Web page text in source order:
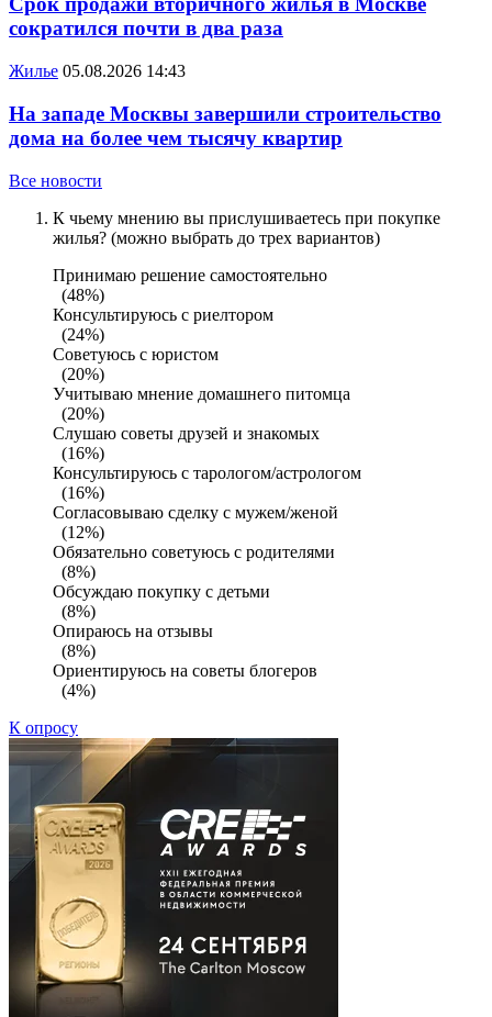
сократился почти в два раза
Жилье 05.08.2026 14:43
На западе Москвы завершили строительство
дома на более чем тысячу квартир
Все новости
К чьему мнению вы прислушиваетесь при покупке
жилья? (можно выбрать до трех вариантов)
Принимаю решение самостоятельно
(48%)
Консультируюсь с риелтором
(24%)
Советуюсь с юристом
(20%)
Учитываю мнение домашнего питомца
(20%)
Слушаю советы друзей и знакомых
(16%)
Консультируюсь с тарологом/астрологом
(16%)
Согласовываю сделку с мужем/женой
(12%)
Обязательно советуюсь с родителями
(8%)
Обсуждаю покупку с детьми
(8%)
Опираюсь на отзывы
(8%)
Ориентируюсь на советы блогеров
(4%)
К опросу